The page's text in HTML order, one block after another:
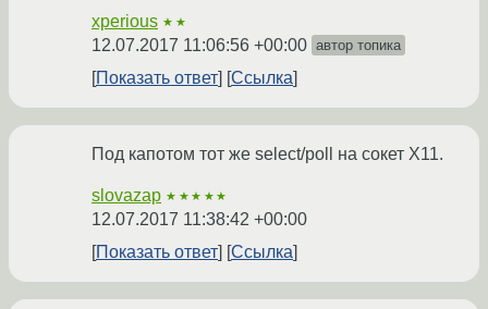
xperious ★★
12.07.2017 11:06:56 +00:00 автор топика
Показать ответ Ссылка
Под капотом тот же select/poll на сокет X11.
slovazap ★★★★★
12.07.2017 11:38:42 +00:00
Показать ответ
Ссылка